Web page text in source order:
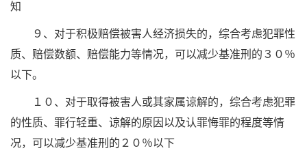
知
９、对于积极赔偿被害人经济损失的，综合考虑犯罪性
质、赔偿数额、赔偿能力等情况，可以减少基准刑的３０％
以下。
１０、对于取得被害人或其家属谅解的，综合考虑犯罪
的性质、罪行轻重、谅解的原因以及认罪悔罪的程度等情
况，可以减少基准刑的２０％以下